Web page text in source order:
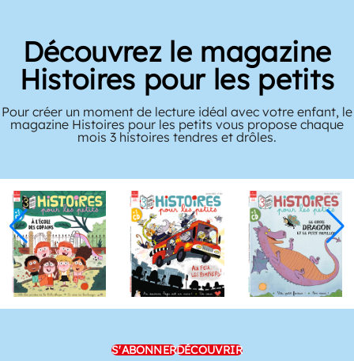
Découvrez le magazine
Histoires pour les petits
Pour créer un moment de lecture idéal avec votre enfant, le
magazine Histoires pour les petits vous propose chaque
mois 3 histoires tendres et drôles.
S'ABONNERDÉCOUVRIR